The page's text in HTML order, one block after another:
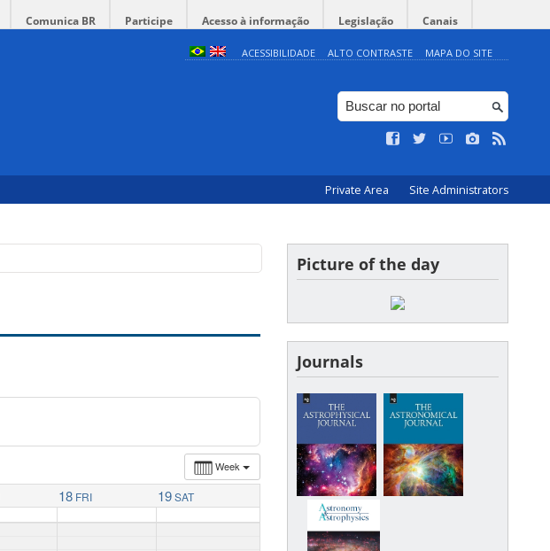
Comunica BR Participe Acesso à informação Legislação Canais
ACESSIBILIDADE ALTO CONTRASTE MAPA DO SITE
Private Area Site Administrators
Week
18 FRI 19 SAT
Picture of the day
Journals